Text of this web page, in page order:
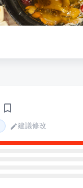
建議修改